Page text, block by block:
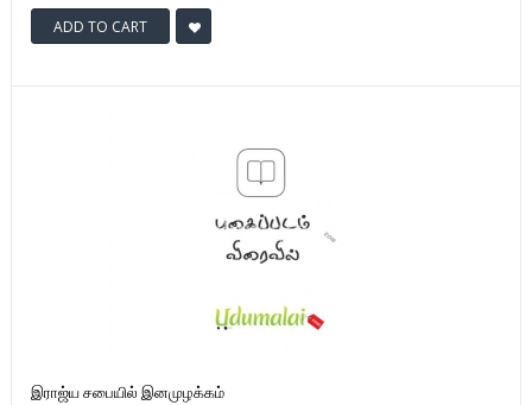
ADD TO CART
இராஜ்ய சபையில் இனமுழக்கம்